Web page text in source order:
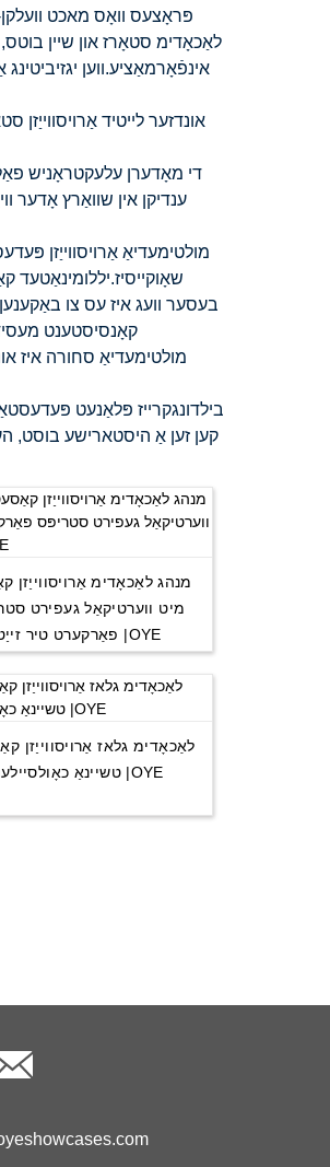
לאַכאָדימ סטאָרז און שיין
אינפֿאָרמאַציע.ווען
אונדזער לייטיד
די מאָדערן עלעקטראָניש פאַל
ענדיקן אין שוואַרץ אָדער
מולטימעדיאַ אַרויסווייַזן
שאָוקייסיז.יללומינאַטעד
בעסער וועג איז עס צו
קאָנסיסטענט
מולטימעדיאַ סחורה איז
בילדונגקרייז פּלאַנעט
קען זען אַ היסטארישע בוסט,
מנהג לאַכאָדימ אַרויסווייַזן
מיט ווערטיקאַל געפירט
פאַרקערט טיר זייַט |OYE
לאַכאָדימ גלאז אַרויסווייַזן
טשיינאַ כאָולסיילער |OYE